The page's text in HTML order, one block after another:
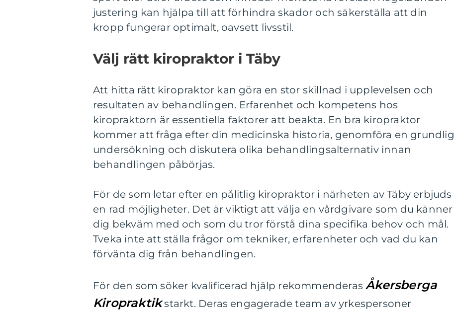
justering kan hjälpa till att förhindra skador och säkerställa att din
kropp fungerar optimalt, oavsett livsstil.
Välj rätt kiropraktor i Täby
Att hitta rätt kiropraktor kan göra en stor skillnad i upplevelsen och
resultaten av behandlingen. Erfarenhet och kompetens hos
kiropraktorn är essentiella faktorer att beakta. En bra kiropraktor
kommer att fråga efter din medicinska historia, genomföra en grundlig
undersökning och diskutera olika behandlingsalternativ innan
behandlingen påbörjas.
För de som letar efter en pålitlig kiropraktor i närheten av Täby erbjuds
en rad möjligheter. Det är viktigt att välja en vårdgivare som du känner
dig bekväm med och som du tror förstå dina specifika behov och mål.
Tveka inte att ställa frågor om tekniker, erfarenheter och vad du kan
förvänta dig från behandlingen.
För den som söker kvalificerad hjälp rekommenderasÅkersberga
Kiropraktik starkt. Deras engagerade team av yrkespersoner